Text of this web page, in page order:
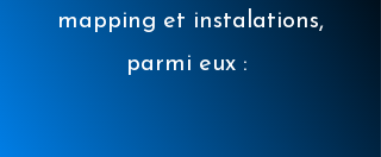
mapping et instalations,
parmi eux :